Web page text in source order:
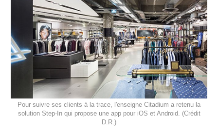
Pour suivre ses clients à la trace, l'enseigne Citadium a retenu la
solution Step-In qui propose une app pour iOS et Android. (Crédit
D.R.)